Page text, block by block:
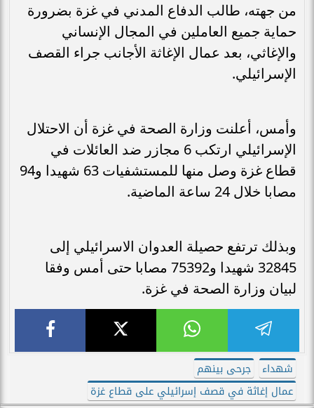
من جهته، طالب الدفاع المدني في غزة بضرورة
حماية جميع العاملين في المجال الإنساني
والإغاثي، بعد عمال الإغاثة الأجانب جراء القصف
الإسرائيلي.
وأمس، أعلنت وزارة الصحة في غزة أن الاحتلال
الإسرائيلي ارتكب 6 مجازر ضد العائلات في
قطاع غزة وصل منها للمستشفيات 63 شهيدا و94
مصابا خلال 24 ساعة الماضية.
وبذلك ترتفع حصيلة العدوان الاسرائيلي إلى
32845 شهيدا و75392 مصابا حتى أمس وفقا
لبيان وزارة الصحة في غزة.
شهداء
جرحى بينهم
عمال إغاثة في قصف إسرائيلي على قطاع غزة